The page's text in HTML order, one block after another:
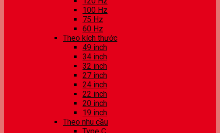
100 Hz
75 Hz
60 Hz
Theo kích thước
49 inch
34 inch
32 inch
27 inch
24 inch
22 inch
20 inch
19 inch
Theo nhu cầu